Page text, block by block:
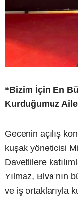
“Bizim İçin En
Kurduğumuz
Gecenin açılış
kuşak yöneticisi
Davetlilere
Yılmaz, Biva’nın
ve iş ortaklarıyla